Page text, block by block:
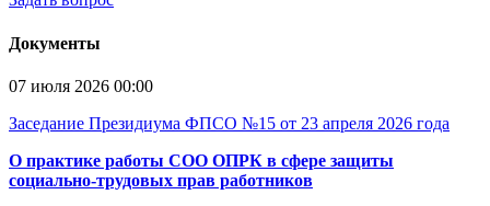
Документы
07 июля 2026 00:00
Заседание Президиума ФПСО №15 от 23 апреля 2026 года
О практике работы СОО ОПРК в сфере защиты
социально-трудовых прав работников